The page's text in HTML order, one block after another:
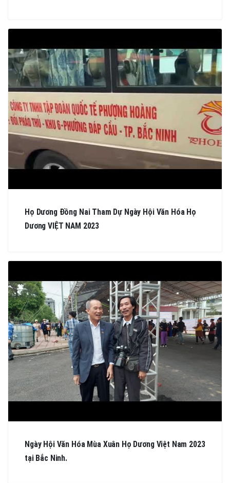
Họ Dương Đồng Nai Tham Dự Ngày Hội Văn Hóa Họ
Dương VIỆT NAM 2023
Ngày Hội Văn Hóa Mùa Xuân Họ Dương Việt Nam 2023
tại Bắc Ninh.